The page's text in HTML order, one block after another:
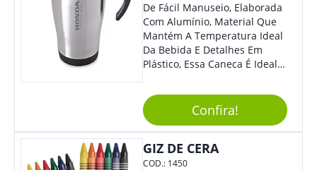
De Fácil Manuseio, Elaborada
Com Alumínio, Material Que
Mantém A Temperatura Ideal
Da Bebida E Detalhes Em
Plástico, Essa Caneca É Ideal
Estilo E Surpreender À Todos.
Versátil, O Brinde Se Adequa
À Feiras, Eventos E Até Mesmo
Datas Especiais.
Confira!
GIZ DE CERA
COD.: 1450